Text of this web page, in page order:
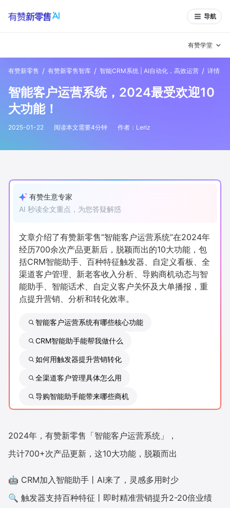
导航
有赞学堂
私域日历
有赞说案例拆解 有赞专家说
有赞春季发布会
新零售私享会 门店经营增长公开课
AllValue 战略合作
增长产品指南
产品更新动态 帮助中心
行业洞察
新零售资讯
培训课程
私域课程 新零售内参
增长俱乐部
有赞新零售 / 有赞新零售智库 / 智能CRM系统 | AI自动化，高效运营 / 详情
智能客户运营系统，2024最受欢迎10
大功能！
2025-01-22 阅读本文需要4分钟 作者： Leriz
有赞生意专家
AI 秒读全文重点，为您答疑解惑
文章介绍了有赞新零售“智能客户运营系统”在2024年
经历700余次产品更新后，脱颖而出的10大功能，包
括CRM智能助手、百种特征触发器、自定义看板、全
渠道客户管理、新老客收入分析、导购商机动态与智
能助手、智能话术、自定义客户关怀及大单播报，重
点提升营销、分析和转化效率。
智能客户运营系统有哪些核心功能
CRM智能助手能帮我做什么
如何用触发器提升营销转化
全渠道客户管理具体怎么用
导购智能助手能带来哪些商机
2024年，有赞新零售「智能客户运营系统」，
共计700+次产品更新，这10大功能，脱颖而出
🤖 CRM加入智能助手丨AI来了，灵感多用时少
🔍 触发器支持百种特征丨即时精准营销提升2-20倍业绩